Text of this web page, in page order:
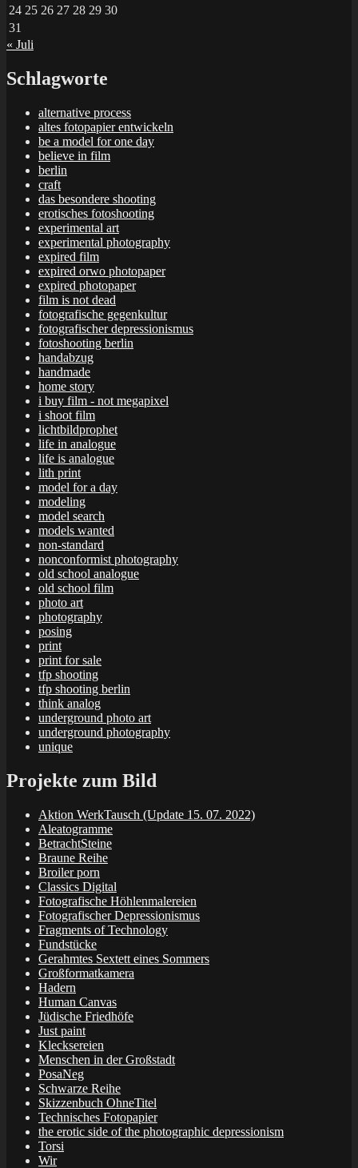
24 25 26 27 28 29 30
31
« Juli
Schlagworte
alternative process
altes fotopapier entwickeln
be a model for one day
believe in film
berlin
craft
das besondere shooting
erotisches fotoshooting
experimental art
experimental photography
expired film
expired orwo photopaper
expired photopaper
film is not dead
fotografische gegenkultur
fotografischer depressionismus
fotoshooting berlin
handabzug
handmade
home story
i buy film - not megapixel
i shoot film
lichtbildprophet
life in analogue
life is analogue
lith print
model for a day
modeling
model search
models wanted
non-standard
nonconformist photography
old school analogue
old school film
photo art
photography
posing
print
print for sale
tfp shooting
tfp shooting berlin
think analog
underground photo art
underground photography
unique
Projekte zum Bild
Aktion WerkTausch (Update 15. 07. 2022)
Aleatogramme
BetrachtSteine
Braune Reihe
Broiler porn
Classics Digital
Fotografische Höhlenmalereien
Fotografischer Depressionismus
Fragments of Technology
Fundstücke
Gerahmtes Sextett eines Sommers
Großformatkamera
Hadern
Human Canvas
Jüdische Friedhöfe
Just paint
Klecksereien
Menschen in der Großstadt
PosaNeg
Schwarze Reihe
Skizzenbuch OhneTitel
Technisches Fotopapier
the erotic side of the photographic depressionism
Torsi
Wir